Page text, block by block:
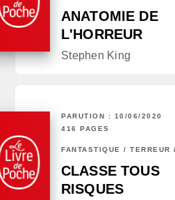
ANATOMIE DE
L'HORREUR
Stephen King
PARUTION : 10/06/2020
416 PAGES
FANTASTIQUE / TERREUR
CLASSE TOUS
RISQUES